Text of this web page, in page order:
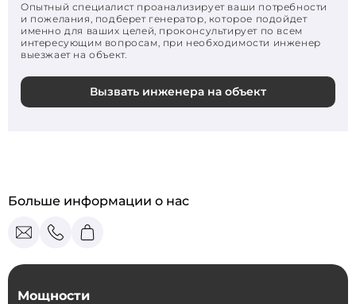
Опытный специалист проанализирует ваши потребности
и пожелания, подберет генератор, которое подойдет
именно для ваших целей, проконсультирует по всем
интересующим вопросам, при необходимости инженер
выезжает на объект.
Вызвать инженера на объект
Больше информации о нас
Мощности